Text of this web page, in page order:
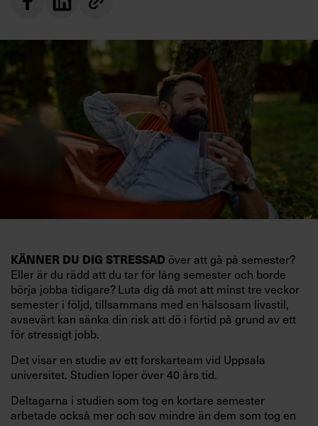
KÄNNER DU DIG STRESSAD över att gå på semester?
Eller är du rädd att du tar för lång semester och borde
börja jobba tidigare? Luta dig då mot att minst tre veckor
semester i följd, tillsammans med en hälsosam livsstil,
avsevärt kan sänka din risk att dö i förtid på grund av ett
för stressigt jobb.
Det visar en studie av ett forskarteam vid Uppsala
universitet. Studien löper över 40 års tid.
Deltagarna i studien som tog en kortare semester
arbetade också mer och sov mindre än dem som tog en